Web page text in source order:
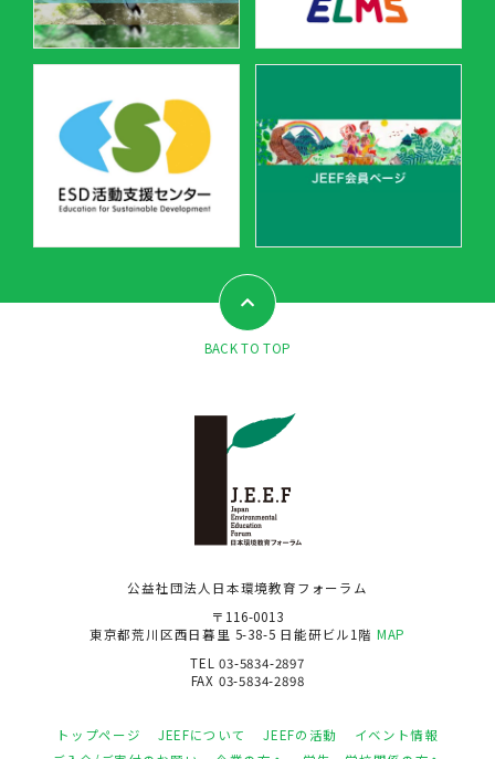
BACK TO TOP
公益社団法人日本環境教育フォーラム
〒116-0013
東京都荒川区西日暮里 5-38-5 日能研ビル1階 MAP
TEL 03-5834-2897
FAX 03-5834-2898
トップページ JEEFについて JEEFの活動
イベント情報